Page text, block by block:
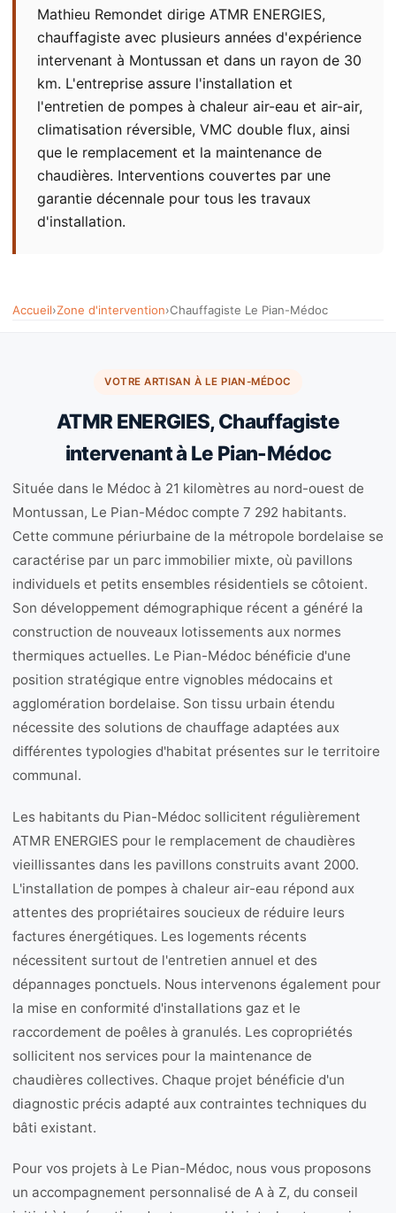
VOTRE ARTISAN À LE PIAN-MÉDOC
ATMR ENERGIES, Chauffagiste
intervenant à Le Pian-Médoc
Située dans le Médoc à 21 kilomètres au nord-ouest de
Montussan, Le Pian-Médoc compte 7 292 habitants.
Cette commune périurbaine de la métropole bordelaise se
caractérise par un parc immobilier mixte, où pavillons
individuels et petits ensembles résidentiels se côtoient.
Son développement démographique récent a généré la
construction de nouveaux lotissements aux normes
thermiques actuelles. Le Pian-Médoc bénéficie d'une
position stratégique entre vignobles médocains et
agglomération bordelaise. Son tissu urbain étendu
nécessite des solutions de chauffage adaptées aux
différentes typologies d'habitat présentes sur le territoire
communal.
Les habitants du Pian-Médoc sollicitent régulièrement
ATMR ENERGIES pour le remplacement de chaudières
vieillissantes dans les pavillons construits avant 2000.
L'installation de pompes à chaleur air-eau répond aux
attentes des propriétaires soucieux de réduire leurs
factures énergétiques. Les logements récents
nécessitent surtout de l'entretien annuel et des
dépannages ponctuels. Nous intervenons également pour
la mise en conformité d'installations gaz et le
raccordement de poêles à granulés. Les copropriétés
sollicitent nos services pour la maintenance de
chaudières collectives. Chaque projet bénéficie d'un
diagnostic précis adapté aux contraintes techniques du
bâti existant.
Pour vos projets à Le Pian-Médoc, nous vous proposons
un accompagnement personnalisé de A à Z, du conseil
Mathieu Remondet dirige ATMR ENERGIES,
chauffagiste avec plusieurs années d'expérience
intervenant à Montussan et dans un rayon de 30
km. L'entreprise assure l'installation et
l'entretien de pompes à chaleur air-eau et air-air,
climatisation réversible, VMC double flux, ainsi
que le remplacement et la maintenance de
chaudières. Interventions couvertes par une
garantie décennale pour tous les travaux
d'installation.
Accueil›Zone d'intervention›Chauffagiste Le Pian-Médoc